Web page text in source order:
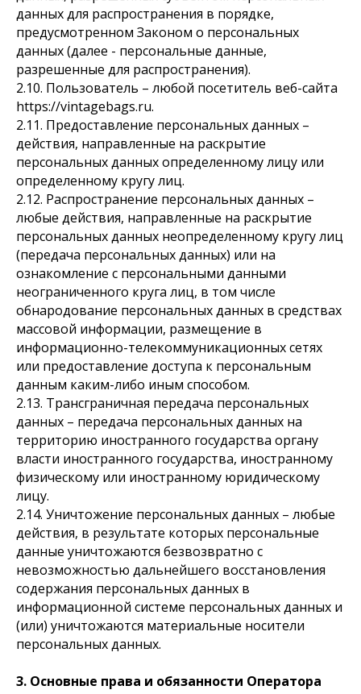
данных для распространения в порядке,
предусмотренном Законом о персональных
данных (далее - персональные данные,
разрешенные для распространения).
2.10. Пользователь – любой посетитель веб-сайта
https://vintagebags.ru.
2.11. Предоставление персональных данных –
действия, направленные на раскрытие
персональных данных определенному лицу или
определенному кругу лиц.
2.12. Распространение персональных данных –
любые действия, направленные на раскрытие
персональных данных неопределенному кругу лиц
(передача персональных данных) или на
ознакомление с персональными данными
неограниченного круга лиц, в том числе
обнародование персональных данных в средствах
массовой информации, размещение в
информационно-телекоммуникационных сетях
или предоставление доступа к персональным
данным каким-либо иным способом.
2.13. Трансграничная передача персональных
данных – передача персональных данных на
территорию иностранного государства органу
власти иностранного государства, иностранному
физическому или иностранному юридическому
лицу.
2.14. Уничтожение персональных данных – любые
действия, в результате которых персональные
данные уничтожаются безвозвратно с
невозможностью дальнейшего восстановления
содержания персональных данных в
информационной системе персональных данных и
(или) уничтожаются материальные носители
персональных данных.
3. Основные права и обязанности Оператора